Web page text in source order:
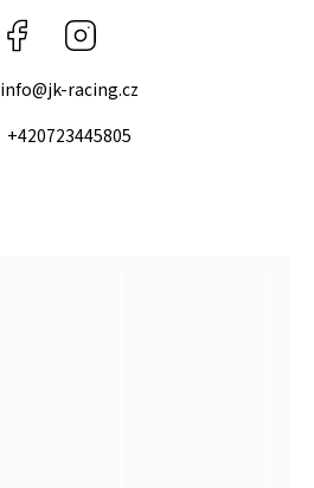
Facebook
info@jk-racing.cz
+420723445805